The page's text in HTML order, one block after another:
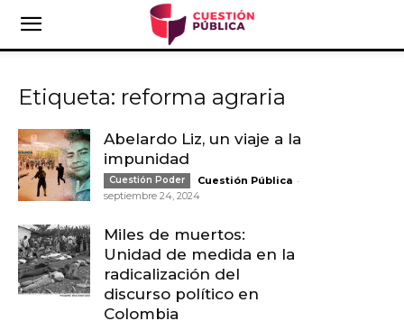
Etiqueta: reforma agraria
Abelardo Liz, un viaje a la
impunidad
Cuestión Poder Cuestión Pública -
septiembre 24, 2024
Miles de muertos:
Unidad de medida en la
radicalización del
discurso político en
Colombia